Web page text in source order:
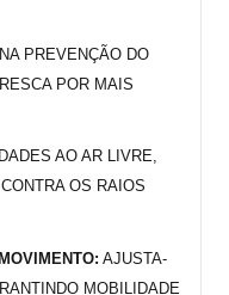
PREVENÇÃO DO
POR MAIS
AO AR LIVRE,
OS RAIOS
AJUSTA-
MOBILIDADE